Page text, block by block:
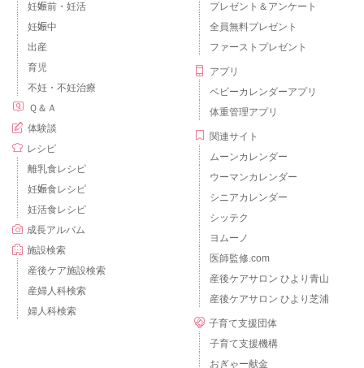
妊娠前・妊活
妊娠中
出産
育児
不妊・不妊治療
Ｑ＆Ａ
体験談
レシピ
離乳食レシピ
妊娠食レシピ
妊活食レシピ
成長アルバム
施設検索
産後ケア施設検索
産婦人科検索
婦人科検索
プレゼント＆アンケート
全員無料プレゼント
ファーストプレゼント
アプリ
ベビーカレンダーアプリ
体重管理アプリ
関連サイト
ムーンカレンダー
ウーマンカレンダー
シニアカレンダー
シッテク
ヨムーノ
医師監修.com
産後ケアサロン ひより青山
産後ケアサロン ひより芝浦
子育て支援団体
子育て支援機構
おぎゃー献金